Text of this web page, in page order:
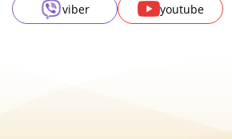
viber
youtube